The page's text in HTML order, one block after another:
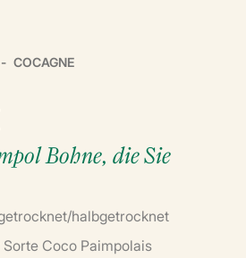
COCAGNE
Bohne, die Sie
halbgetrocknet
Coco Paimpolais